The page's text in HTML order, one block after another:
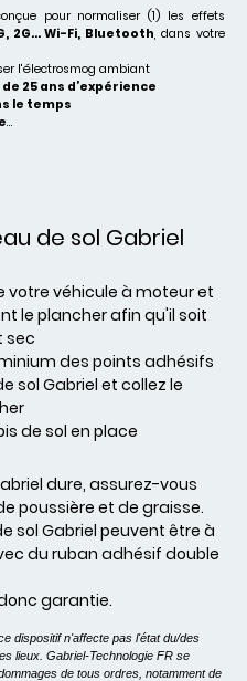
pour normaliser (1) les effets
2G… Wi-Fi, Bluetooth, dans votre
l'électrosmog ambiant
25 ans d’expérience
le temps
…
de sol Gabriel
votre véhicule à moteur et
le plancher afin qu'il soit
sec
des points adhésifs
sol Gabriel et collez le
de sol en place
dure, assurez-vous
poussière et de graisse.
sol Gabriel peuvent être à
du ruban adhésif double
garantie.
dispositif n'affecte pas l'état du/des
lieux. Gabriel-Technologie FR se
de tous ordres, notamment de